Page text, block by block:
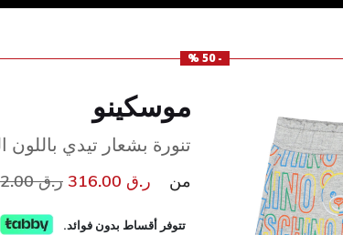
- 50 %
موسكينو
تنورة بشعار تيدي باللون
من ر.ق 316.00 سعر
ر.ق 632.00
تتوفر أقساط بدون فوائد.